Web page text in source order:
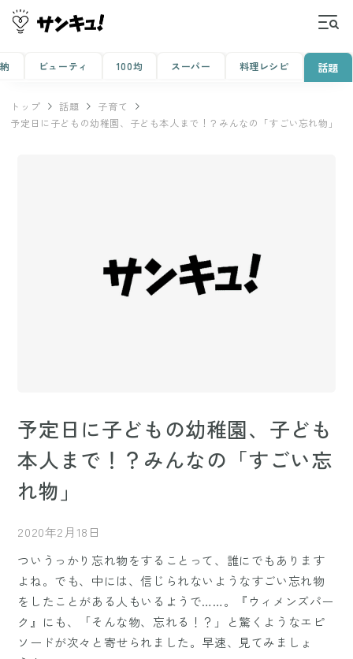
ビューティ 100均 スーパー 料理レシピ 話題
トップ 話題
子育て
予定日に子どもの幼稚園、子ども本人まで！？みんなの「すごい忘れ物」
予定日に子どもの幼稚園、子ども
本人まで！？みんなの「すごい忘
れ物」
2020年2月18日
ついうっかり忘れ物をすることって、誰にでもあります
よね。でも、中には、信じられないようなすごい忘れ物
をしたことがある人もいるようで……。『ウィメンズパー
ク』にも、「そんな物、忘れる！？」と驚くようなエピ
ソードが次々と寄せられました。早速、見てみましょ